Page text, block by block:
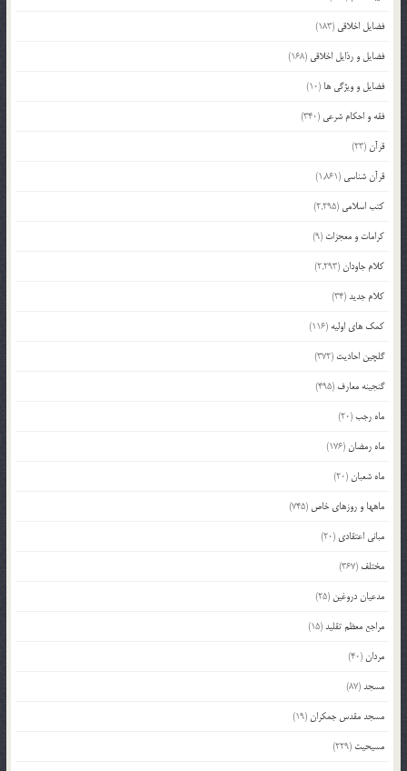
فضایل اخلاقی (183)
فضایل و رذایل اخلاقی (168)
فضایل و ویژگی ها (10)
فقه و احکام شرعی (340)
قرآن (23)
قرآن شناسی (1,861)
کتب اسلامی (2,295)
کرامات و معجزات (9)
کلام جاودان (2,293)
کلام جدید(34)
کمک های اولیه (116)
گلچین احادیث (372)
گنجینه معارف (495)
ماه رجب(20)
ماه رمضان (176)
ماه شعبان (20)
ماهها و روزهای خاص (745)
مبانی اعتقادی (20)
مختلف (367)
مدعیان دروغین (25)
مراجع معظم تقلید(15)
مردان (40)
مسجد(87)
مسجد مقدس جمکران (19)
مسیحیت (229)